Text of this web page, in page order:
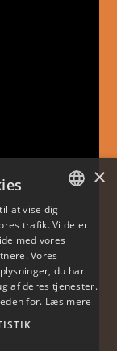
DANISH
DANISH
×
at vise dig
trafik. Vi deler
med vores
Vores
du har
af deres tjenester.
for. Læs mere